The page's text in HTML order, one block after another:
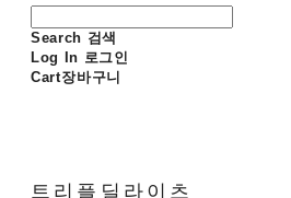
Search 검색
Log In 로그인
Cart장바구니
트리플딜라이츠